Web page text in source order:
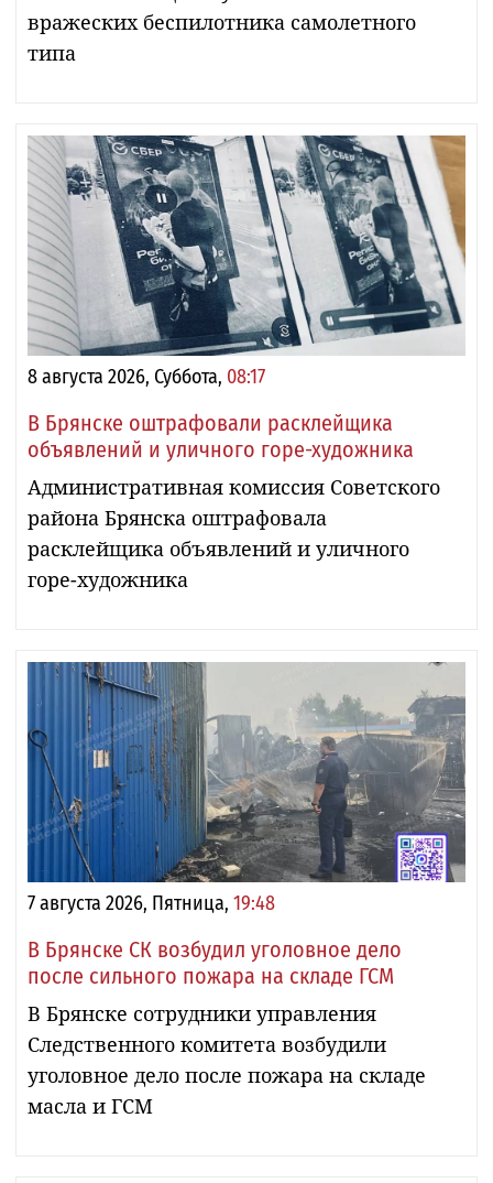
вражеских беспилотника самолетного
типа
8 августа 2026, Суббота, 08:17
В Брянске оштрафовали расклейщика
объявлений и уличного горе-художника
Административная комиссия Советского
района Брянска оштрафовала
расклейщика объявлений и уличного
горе-художника
7 августа 2026, Пятница, 19:48
В Брянске СК возбудил уголовное дело
после сильного пожара на складе ГСМ
В Брянске сотрудники управления
Следственного комитета возбудили
уголовное дело после пожара на складе
масла и ГСМ